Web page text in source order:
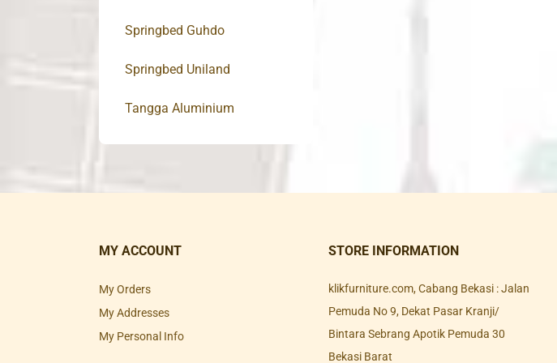
Springbed Guhdo
Springbed Uniland
Tangga Aluminium
MY ACCOUNT
My Orders
My Addresses
My Personal Info
STORE INFORMATION
klikfurniture.com, Cabang Bekasi : Jalan
Pemuda No 9, Dekat Pasar Kranji/
Bintara Sebrang Apotik Pemuda 30
Bekasi Barat